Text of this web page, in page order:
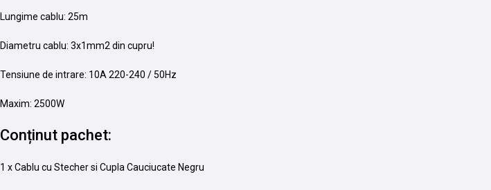
Lungime cablu: 25m
Diametru cablu: 3x1mm2 din cupru!
Tensiune de intrare: 10A 220-240 / 50Hz
Maxim: 2500W
Conținut pachet:
1 x Cablu cu Stecher si Cupla Cauciucate Negru